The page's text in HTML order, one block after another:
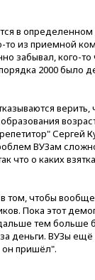
в
то из приемной
забывал, кого-то
2000 было
верить,
Сергей
ВУЗам
что о каких
том, чтобы вообще
Пока этот
тем больше
деньги. ВУЗы
он пришёл".